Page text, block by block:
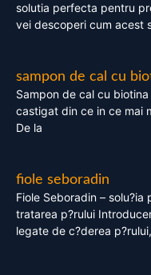
solutia perfecta pentru
vei descoperi cum acest
sampon de cal cu
Sampon de cal cu
castigat din ce in ce mai
De la
fiole seboradin
Fiole Seboradin –
tratarea p?rului
legate de c?derea